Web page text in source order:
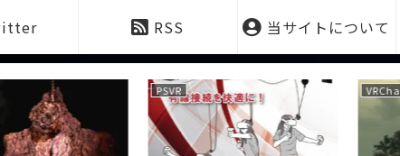
RSS 当サイトについて
PSVR VRChat